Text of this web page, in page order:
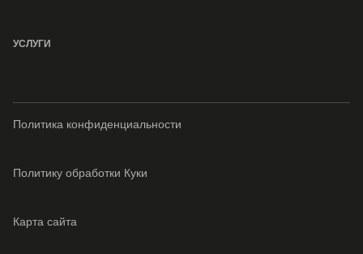
УСЛУГИ
Политика конфиденциальности
Политику обработки Куки
Карта сайта